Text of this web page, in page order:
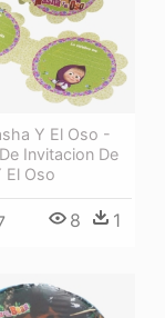
Y El Oso -
Invitacion De
El Oso
8 1